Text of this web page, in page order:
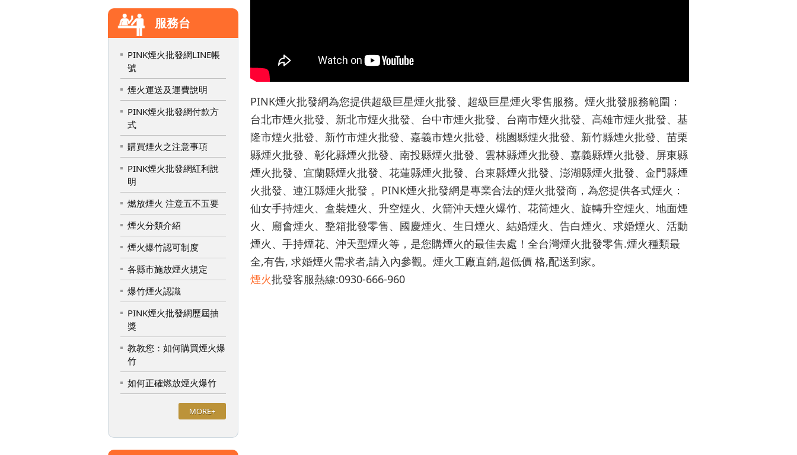
服務台
PINK煙火批發網LINE帳
號
煙火運送及運費說明
PINK煙火批發網付款方
式
購買煙火之注意事項
PINK煙火批發網紅利說
明
燃放煙火 注意五不五要
煙火分類介紹
煙火爆竹認可制度
各縣市施放煙火規定
爆竹煙火認識
PINK煙火批發網歷屆抽
獎
教教您：如何購買煙火爆
竹
如何正確燃放煙火爆竹
MORE+
PINK煙火批發網為您提供超級巨星煙火批發、超級巨星煙火零售服務。煙火批發服務範圍：
台北市煙火批發、新北市煙火批發、台中市煙火批發、台南市煙火批發、高雄市煙火批發、基
隆市煙火批發、新竹市煙火批發、嘉義市煙火批發、桃園縣煙火批發、新竹縣煙火批發、苗栗
縣煙火批發、彰化縣煙火批發、南投縣煙火批發、雲林縣煙火批發、嘉義縣煙火批發、屏東縣
煙火批發、宜蘭縣煙火批發、花蓮縣煙火批發、台東縣煙火批發、澎湖縣煙火批發、金門縣煙
火批發、連江縣煙火批發 。PINK煙火批發網是專業合法的煙火批發商，為您提供各式煙火：
仙女手持煙火、盒裝煙火、升空煙火、火箭沖天煙火爆竹、花筒煙火、旋轉升空煙火、地面煙
火、廟會煙火、整箱批發零售、國慶煙火、生日煙火、結婚煙火、告白煙火、求婚煙火、活動
煙火、手持煙花、沖天型煙火等，是您購煙火的最佳去處！全台灣煙火批發零售.煙火種類最
全,有告, 求婚煙火需求者,請入內參觀。煙火工廠直銷,超低價 格,配送到家。
煙火批發客服熱線:0930-666-960